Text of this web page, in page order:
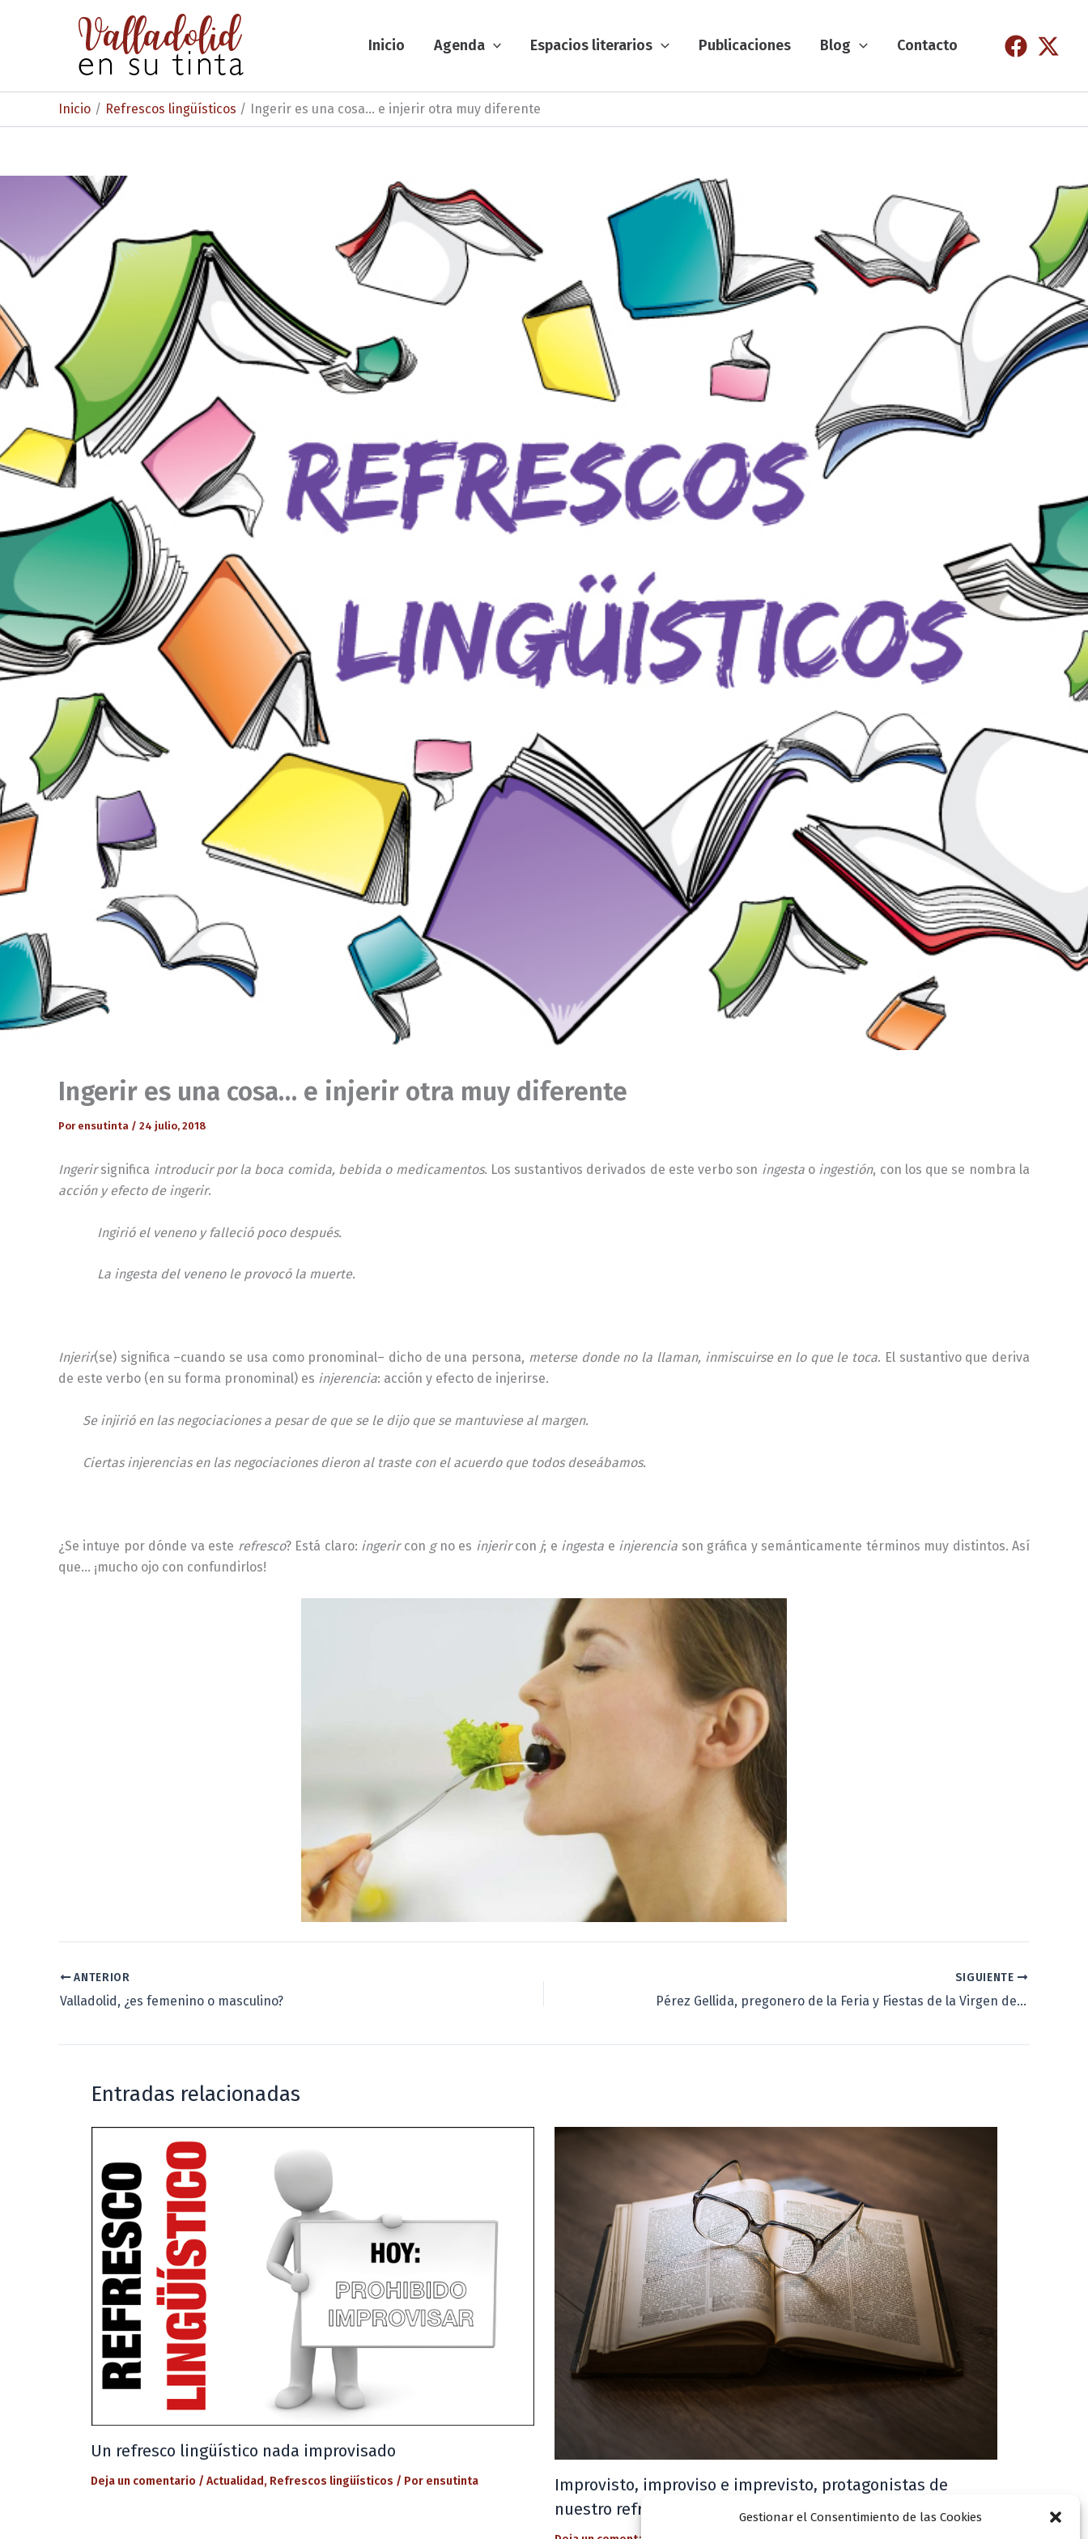
Gestionar el Consentimiento de las Cookies
Inicio Agenda Espacios literarios Publicaciones Blog Contacto
Inicio Refrescos lingüísticos Ingerir es una cosa… e injerir otra muy diferente
Ingerir es una cosa… e injerir otra muy diferente
Por ensutinta / 24 julio, 2018
Ingerirsignifica introducir por la boca comida, bebida o medicamentos. Los sustantivos derivados de este verbo son ingesta o ingestión, con los que se nombra la
acción y efecto de ingerir.
Ingirió el veneno y falleció poco después.
La ingesta del veneno le provocó la muerte.
Injerir(se) significa –cuando se usa como pronominal– dicho de una persona, meterse donde no la llaman, inmiscuirse en lo que le toca. El sustantivo que deriva
de este verbo (en su forma pronominal) es injerencia: acción y efecto de injerirse.
Se injirió en las negociaciones a pesar de que se le dijo que se mantuviese al margen.
Ciertas injerencias en las negociaciones dieron al traste con el acuerdo que todos deseábamos.
¿Se intuye por dónde va este refresco? Está claro: ingerir con g no es injerircon j; e ingesta e injerencia son gráfica y semánticamente términos muy distintos. Así
que… ¡mucho ojo con confundirlos!
ANTERIOR
Valladolid, ¿es femenino o masculino?
SIGUIENTE
Pérez Gellida, pregonero de la Feria y Fiestas de la Virgen de San Lorenzo
Entradas relacionadas
Un refresco lingüístico nada improvisado
Deja un comentario / Actualidad, Refrescos lingüísticos / Por ensutinta
Improvisto, improviso e imprevisto, protagonistas de
nuestro refresco lingüístico